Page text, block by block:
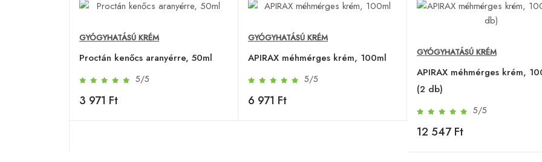
GYÓGYHATÁSÚ KRÉM
Proctán kenőcs aranyérre, 50ml
5/5
3 971 Ft
GYÓGYHATÁSÚ KRÉM
APIRAX méhmérges krém, 100ml
5/5
6 971 Ft
GYÓGYHATÁSÚ KRÉM
APIRAX méhmérges krém,
(2 db)
5/5
12 547 Ft